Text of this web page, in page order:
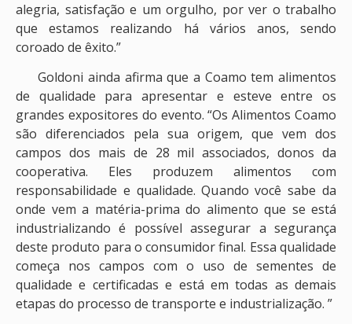
alegria, satisfação e um orgulho, por ver o trabalho
que estamos realizando há vários anos, sendo
coroado de êxito.”
Goldoni ainda afirma que a Coamo tem alimentos
de qualidade para apresentar e esteve entre os
grandes expositores do evento. “Os Alimentos Coamo
são diferenciados pela sua origem, que vem dos
campos dos mais de 28 mil associados, donos da
cooperativa. Eles produzem alimentos com
responsabilidade e qualidade. Quando você sabe da
onde vem a matéria-prima do alimento que se está
industrializando é possível assegurar a segurança
deste produto para o consumidor final. Essa qualidade
começa nos campos com o uso de sementes de
qualidade e certificadas e está em todas as demais
etapas do processo de transporte e industrialização. ”